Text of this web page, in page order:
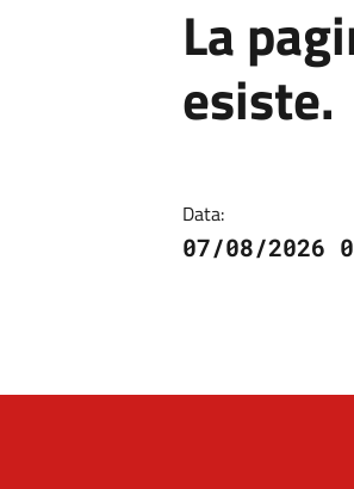
La
esiste.
Data:
07/08/2026